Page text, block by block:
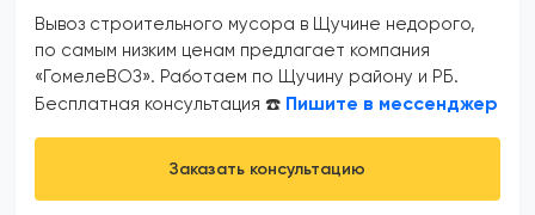
Вывоз строительного мусора в Щучине недорого,
по самым низким ценам предлагает компания
«ГомелеВОЗ». Работаем по Щучину району и РБ.
Бесплатная консультация ☎️ Пишите в мессенджер
Заказать консультацию